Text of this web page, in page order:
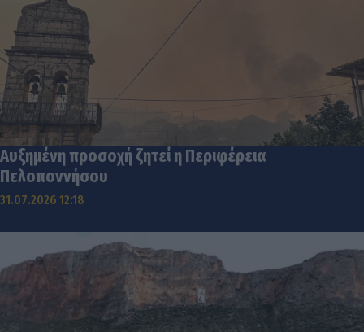
Αυξημένη προσοχή ζητεί η Περιφέρεια
Πελοποννήσου
31.07.2026 12:18